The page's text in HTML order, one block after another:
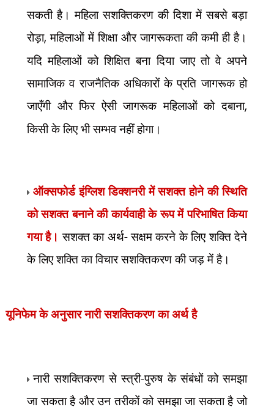
सकती है। महिला सशक्तिकरण की दिशा में सबसे बड़ा
रोड़ा,महिलाओं में शिक्षा और जागरूकता की कमी ही है।
यदि महिलाओं को शिक्षित बना दिया जाए तो वे अपने
सामाजिक व राजनैतिक अधिकारों के प्रति जागरूक हो
जाएँगी और फिर ऐसी जागरूक महिलाओं को दबाना,
किसी के लिए भी सम्भव नहीं होगा।
ऑक्सफोर्ड इंग्लिश डिक्शनरी में सशक्त होने की स्थिति
को सशक्त बनाने की कार्यवाही के रूप में परिभाषित किया
गया है।सशक्त का अर्थ- सक्षम करने के लिए शक्ति देने
के लिए शक्ति का विचार सशक्तिकरण की जड़ में है।
यूनिफेम के अनुसार नारी सशक्तिकरण का अर्थ है
नारी सशक्तिकरण से स्त्री-पुरुष के संबंधों को समझा
जा सकता है और उन तरीकों को समझा जा सकता है जो